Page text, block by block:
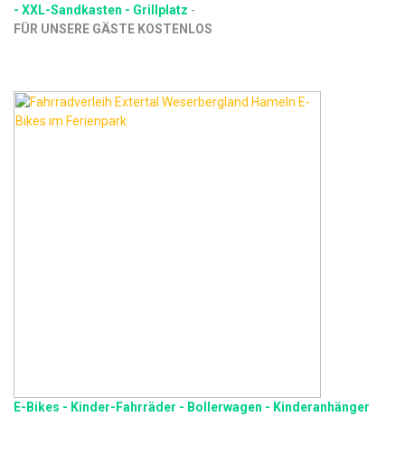
- XXL-Sandkasten - Grillplatz -
FÜR UNSERE GÄSTE KOSTENLOS
E-Bikes - Kinder-Fahrräder - Bollerwagen - Kinderanhänger